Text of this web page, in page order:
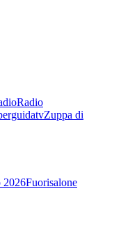
Radio
Zuppa di
2026Fuorisalone